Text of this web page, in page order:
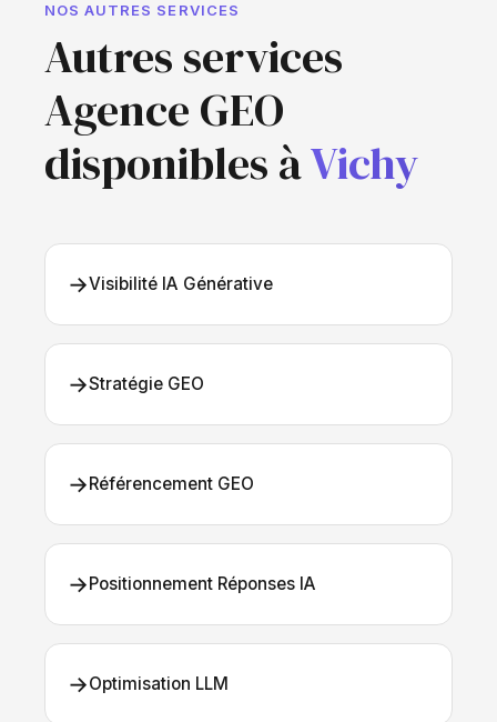
NOS AUTRES SERVICES
Autres services
Agence GEO
disponibles àVichy
→Visibilité IA Générative
→Stratégie GEO
→Référencement GEO
→Positionnement Réponses IA
→Optimisation LLM